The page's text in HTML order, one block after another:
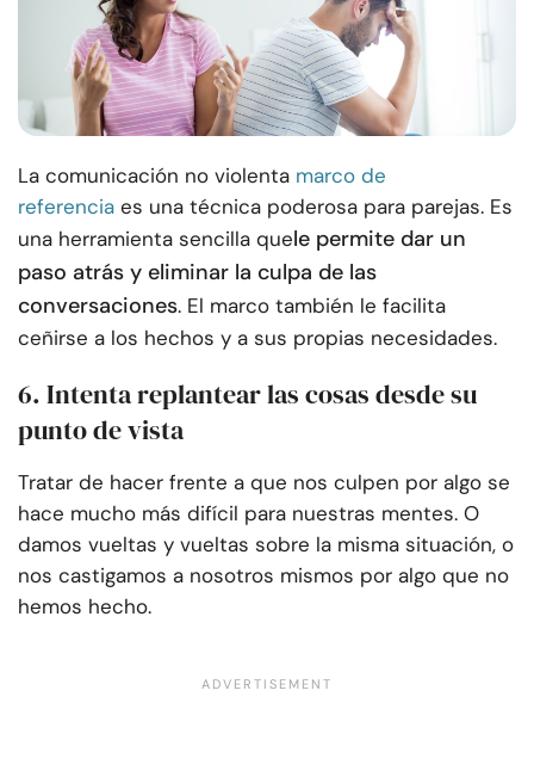
La comunicación no violenta marco de
referencia es una técnica poderosa para parejas. Es
una herramienta sencilla quele permite dar un
paso atrás y eliminar la culpa de las
conversaciones. El marco también le facilita
ceñirse a los hechos y a sus propias necesidades.
6. Intenta replantear las cosas desde su
punto de vista
Tratar de hacer frente a que nos culpen por algo se
hace mucho más difícil para nuestras mentes. O
damos vueltas y vueltas sobre la misma situación, o
nos castigamos a nosotros mismos por algo que no
hemos hecho.